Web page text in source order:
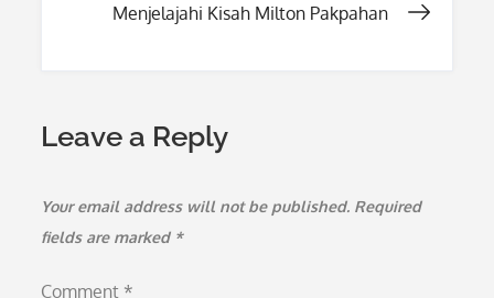
Menjelajahi Kisah Milton Pakpahan
Leave a Reply
Your email address will not be published. Required
fields are marked *
Comment *